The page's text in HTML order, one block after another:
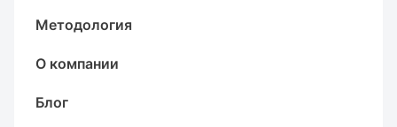
Методология
О компании
Блог